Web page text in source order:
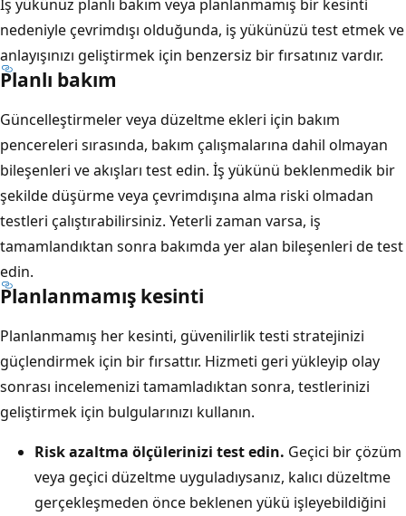
İş yükünüz planlı bakım veya planlanmamış bir kesinti
nedeniyle çevrimdışı olduğunda, iş yükünüzü test etmek ve
anlayışınızı geliştirmek için benzersiz bir fırsatınız vardır.
Planlı bakım
Güncelleştirmeler veya düzeltme ekleri için bakım
pencereleri sırasında, bakım çalışmalarına dahil olmayan
bileşenleri ve akışları test edin. İş yükünü beklenmedik bir
şekilde düşürme veya çevrimdışına alma riski olmadan
testleri çalıştırabilirsiniz. Yeterli zaman varsa, iş
tamamlandıktan sonra bakımda yer alan bileşenleri de test
edin.
Planlanmamış kesinti
Planlanmamış her kesinti, güvenilirlik testi stratejinizi
güçlendirmek için bir fırsattır. Hizmeti geri yükleyip olay
sonrası incelemenizi tamamladıktan sonra, testlerinizi
geliştirmek için bulgularınızı kullanın.
Risk azaltma ölçülerinizi test edin. Geçici bir çözüm
veya geçici düzeltme uyguladıysanız, kalıcı düzeltme
gerçekleşmeden önce beklenen yükü işleyebildiğini